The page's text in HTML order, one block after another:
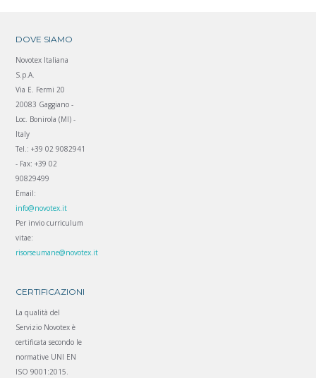
DOVE SIAMO
Novotex Italiana
S.p.A.
Via E. Fermi 20
20083 Gaggiano -
Loc. Bonirola (MI) -
Italy
Tel.: +39 02 9082941
- Fax: +39 02
90829499
Email:
info@novotex.it
Per invio curriculum
vitae:
risorseumane@novotex.it
CERTIFICAZIONI
La qualità del
Servizio Novotex è
certificata secondo le
normative UNI EN
ISO 9001:2015.